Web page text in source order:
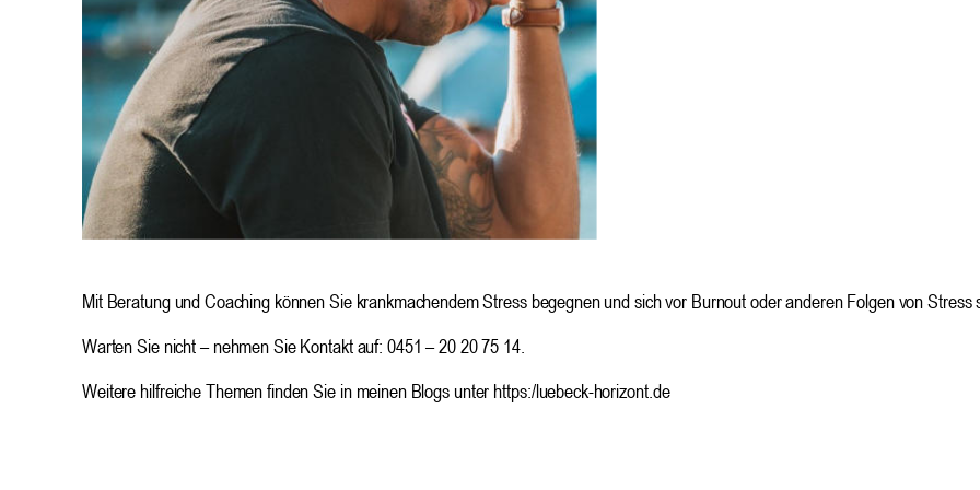
Mit Beratung und Coaching können Sie krankmachendem Stress begegnen und sich vor Burnout oder anderen Folgen von Stress
Warten Sie nicht – nehmen Sie Kontakt auf: 0451 – 20 20 75 14.
Weitere hilfreiche Themen finden Sie in meinen Blogs unter https:/luebeck-horizont.de